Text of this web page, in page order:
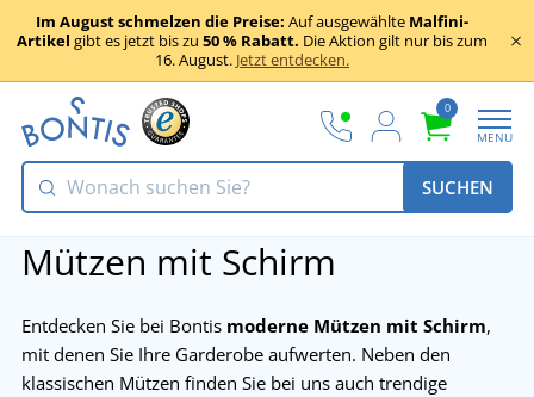
Im August schmelzen die Preise: Auf ausgewählte Malfini-
Artikel gibt es jetzt bis zu 50 % Rabatt. Die Aktion gilt nur bis zum
16. August. Jetzt entdecken.
0
MENU
SUCHEN
Mützen mit Schirm
Entdecken Sie bei Bontis moderne Mützen mit Schirm,
mit denen Sie Ihre Garderobe aufwerten. Neben den
klassischen Mützen finden Sie bei uns auch trendige